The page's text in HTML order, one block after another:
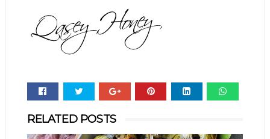
RELATED POSTS